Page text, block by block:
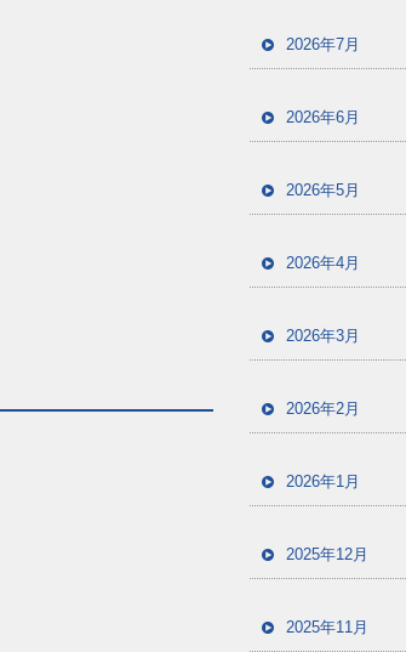
2026年7月
2026年6月
2026年5月
2026年4月
2026年3月
2026年2月
2026年1月
2025年12月
2025年11月